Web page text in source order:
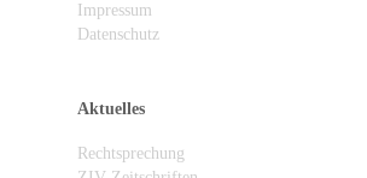
Impressum
Datenschutz
Aktuelles
Rechtsprechung